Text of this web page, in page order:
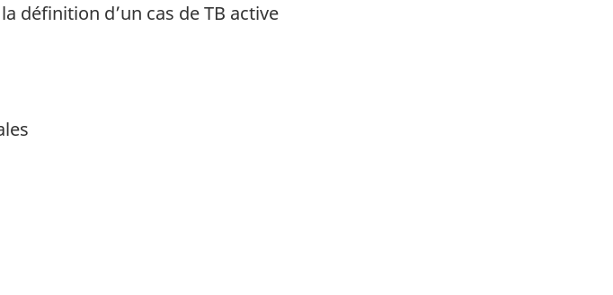
définition d’un cas de TB active